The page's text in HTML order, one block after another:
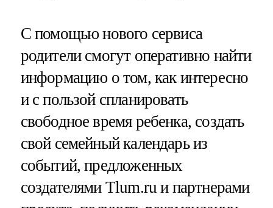
С помощью нового сервиса
родители смогут оперативно найти
информацию о том, как интересно
и с пользой спланировать
свободное время ребенка, создать
свой семейный календарь из
событий, предложенных
создателями Tlum.ru и партнерами